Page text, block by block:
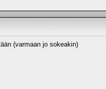
(varmaan jo sokeakin)